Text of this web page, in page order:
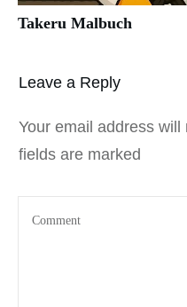
Takeru Malbuch
Leave a Reply
Your email address will
fields are marked